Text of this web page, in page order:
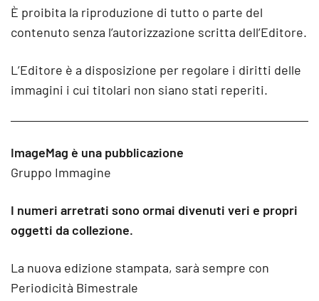
È proibita la riproduzione di tutto o parte del
contenuto senza l’autorizzazione scritta dell’Editore.
L’Editore è a disposizione per regolare i diritti delle
immagini i cui titolari non siano stati reperiti.
ImageMag è una pubblicazione
Gruppo Immagine
I numeri arretrati sono ormai divenuti veri e propri
oggetti da collezione.
La nuova edizione stampata, sarà sempre con
Periodicità Bimestrale